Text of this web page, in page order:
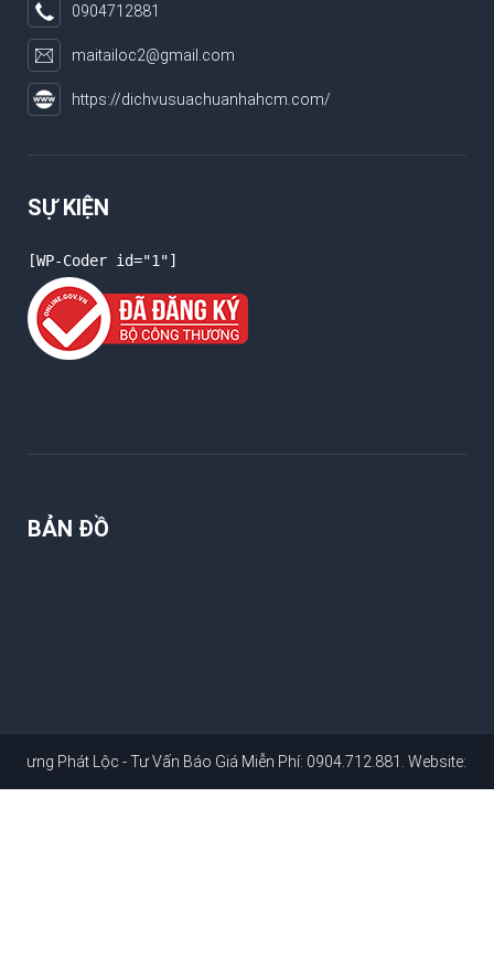
0904712881
maitailoc2@gmail.com
https://dichvusuachuanhahcm.com/
SỰ KIỆN
[WP-Coder id="1"]
BẢN ĐỒ
Lộc - Tư Vấn Báo Giá Miễn Phí: 0904.712.881. Website: